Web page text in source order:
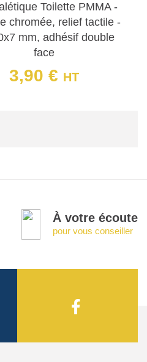
votre établissement.
Ils sont conçus pour
visuelles
Toilette PMMA -
chromée, relief tactile -
mm, adhésif double
face
Prix
3,90 € HT
À votre écoute
pour vous conseiller